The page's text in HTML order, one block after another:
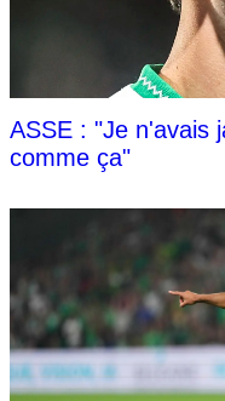
ASSE : "Je n'avais
comme ça"